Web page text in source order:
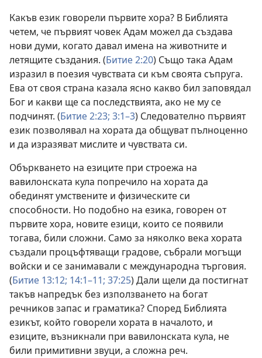
Какъв език говорели първите хора? В Библията
четем, че първият човек Адам можел да създава
нови думи, когато давал имена на животните и
летящите създания. (Битие 2:20) Също така Адам
изразил в поезия чувствата си към своята съпруга.
Ева от своя страна казала ясно какво бил заповядал
Бог и какви ще са последствията, ако не му се
подчинят. (Битие 2:23; 3:1–3) Следователно първият
език позволявал на хората да общуват пълноценно
и да изразяват мислите и чувствата си.
Объркването на езиците при строежа на
вавилонската кула попречило на хората да
обединят умствените и физическите си
способности. Но подобно на езика, говорен от
първите хора, новите езици, които се появили
тогава, били сложни. Само за няколко века хората
създали процъфтяващи градове, събрали могъщи
войски и се занимавали с международна търговия.
(Битие 13:12; 14:1–11; 37:25) Дали щели да постигнат
такъв напредък без използването на богат
речников запас и граматика? Според Библията
езикът, който говорели хората в началото, и
езиците, възникнали при вавилонската кула, не
били примитивни звуци, а сложна реч.